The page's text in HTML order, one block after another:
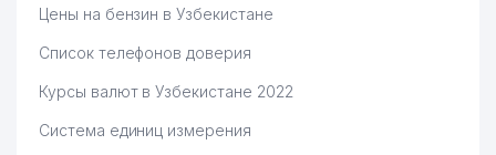
Цены на бензин в Узбекистане
Список телефонов доверия
Курсы валют в Узбекистане 2022
Система единиц измерения